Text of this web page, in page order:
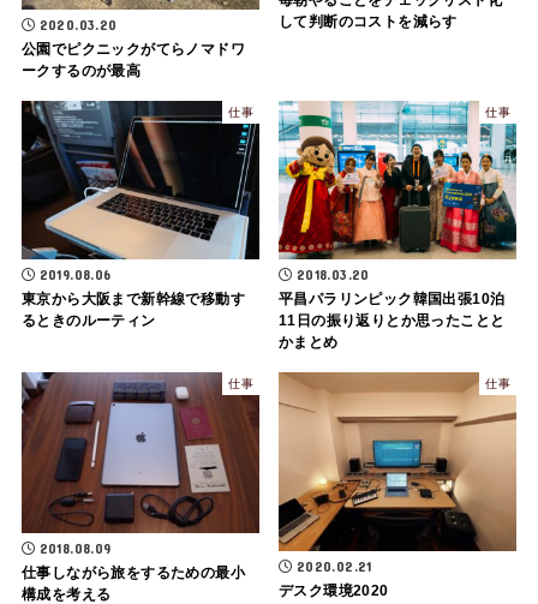
2020.03.20
公園でピクニックがてらノマドワ
ークするのが最高
して判断のコストを減らす
仕事
2019.08.06
東京から大阪まで新幹線で移動す
るときのルーティン
仕事
2018.03.20
平昌パラリンピック韓国出張10泊
11日の振り返りとか思ったことと
かまとめ
仕事
2018.08.09
仕事しながら旅をするための最小
構成を考える
仕事
2020.02.21
デスク環境2020